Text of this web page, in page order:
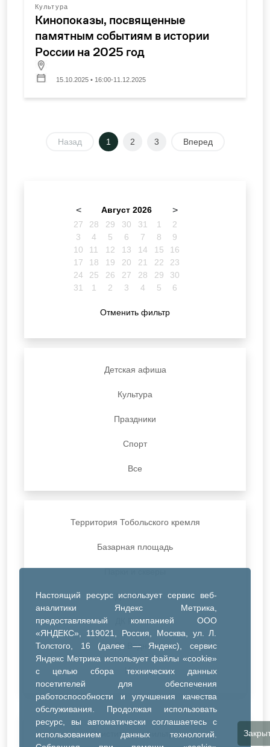
Настоящий ресурс использует сервис веб-
аналитики Яндекс Метрика,
предоставляемый компанией ООО
«ЯНДЕКС», 119021, Россия, Москва, ул. Л.
Толстого, 16 (далее — Яндекс), сервис
Яндекс Метрика использует файлы «cookie»
с целью сбора технических данных
посетителей для обеспечения
работоспособности и улучшения качества
обслуживания. Продолжая использовать
ресурс, вы автоматически соглашаетесь с
использованием данных технологий.
Культура
Кинопоказы, посвященные
памятным событиям в истории
России на 2025 год
15.10.2025 • 16:00-11.12.2025
Назад 1 2 3 Вперед
< Август 2026 >
27 28 29 30 31 1
2
3
4 5 6 7 8
9
10
11 12 13 14 15
16
17
18 19 20 21 22
23
24
25 26 27 28 29
30
31
1 2 3 4 5 6
Отменить фильтр
Детская афиша
Культура
Праздники
Спорт
Все
Территория Тобольского кремля
Базарная площадь
ДК Синтез
ДК Речник
ДК Водник
Иное
Очистить все фильтры